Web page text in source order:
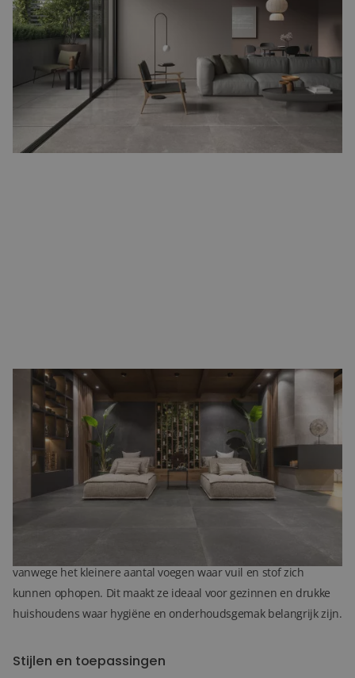
Groot formaat vloertegels geven een gevoel van ruimte en
continuïteit door het minimaliseren van het aantal voegen.
voegen
zorgen voor een rustiger en eleganter geheel,
wat vooral in grotere ruimtes een indrukwekkend effect kan
hebben. Deze tegels bieden een naadloze look die de
vloeroppervlakte optisch vergroot en een moderne, verfijnde
uitstraling geeft.
Voordelen van groot formaat vloertegels
Een van de grootste voordelen van groot formaat vloertegels is
hun visuele impact. Ze creëren een open en luchtig gevoel in
elke ruimte, waardoor zelfs kleinere kamers groter en ruimer
lijken. Bovendien zijn deze tegels zeer duurzaam en bestand
tegen dagelijkse slijtage, wat ze een uitstekende keuze maakt
vanwege het kleinere aantal voegen waar vuil en stof zich
kunnen ophopen. Dit maakt ze ideaal voor gezinnen en drukke
huishoudens waar hygiëne en onderhoudsgemak belangrijk zijn.
Stijlen en toepassingen